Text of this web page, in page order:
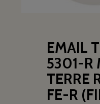
EMAIL
5301-R
TERRE
FE-R